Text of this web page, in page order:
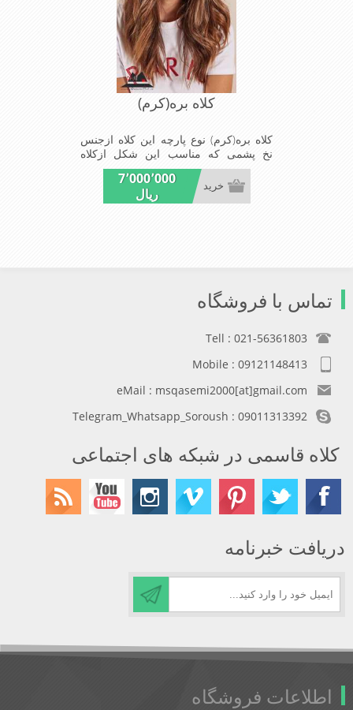
کلاه بره(کرم)
کلاه بره(کرم) نوع پارچه این کلاه ازجنس
نخ پشمی که مناسب این شکل ازکلاه
است شیک و مناسب افراد خوش پوش
جنس عالی,بافتی مناسب,سبکی, خوش
فرمی از دیگر خصوصیات این کلاه بره می
7٬000٬000
ریال
خرید
تماس با فروشگاه
Tell : 021-56361803
Mobile : 09121148413
eMail : msqasemi2000[at]gmail.com
Telegram_Whatsapp_Soroush : 09011313392
کلاه قاسمی در شبکه های اجتماعی
دریافت خبرنامه
اطلاعات فروشگاه